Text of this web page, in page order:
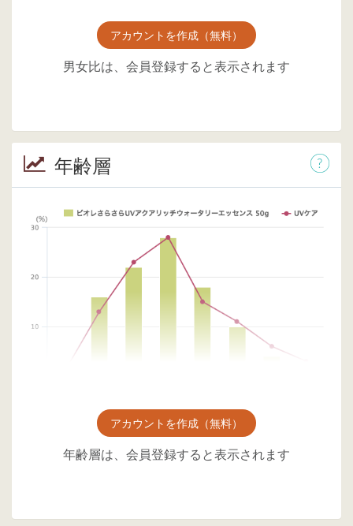
アカウントを作成（無料）
男女比は、会員登録すると表示されます
年齢層
アカウントを作成（無料）
年齢層は、会員登録すると表示されます